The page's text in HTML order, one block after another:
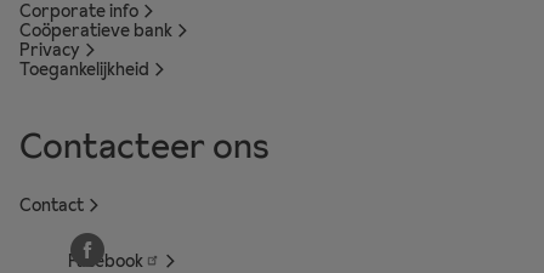
Corporate info
Coöperatieve bank
Privacy
Toegankelijkheid
Contacteer ons
Contact
Facebook